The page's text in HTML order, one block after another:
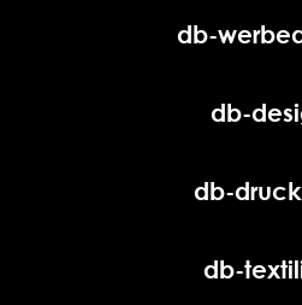
db-
db-
db-
db-